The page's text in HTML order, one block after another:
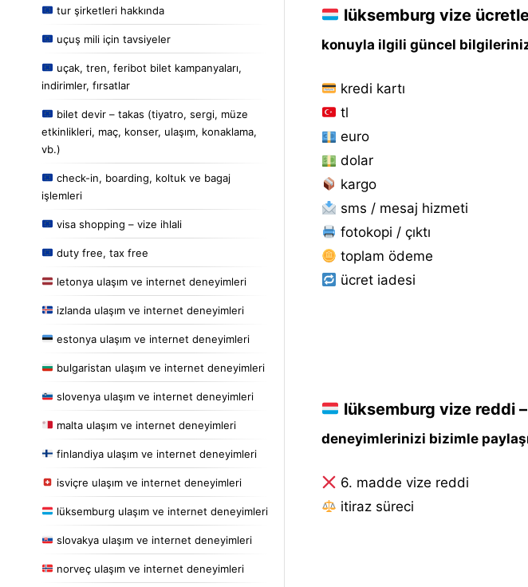
tur şirketleri hakkında
uçuş mili için tavsiyeler
uçak, tren, feribot bilet kampanyaları,
indirimler, fırsatlar
bilet devir – takas (tiyatro, sergi, müze
etkinlikleri, maç, konser, ulaşım, konaklama,
vb.)
check-in, boarding, koltuk ve bagaj
işlemleri
visa shopping – vize ihlali
duty free, tax free
letonya ulaşım ve internet deneyimleri
izlanda ulaşım ve internet deneyimleri
estonya ulaşım ve internet deneyimleri
bulgaristan ulaşım ve internet deneyimleri
slovenya ulaşım ve internet deneyimleri
malta ulaşım ve internet deneyimleri
finlandiya ulaşım ve internet deneyimleri
isviçre ulaşım ve internet deneyimleri
lüksemburg ulaşım ve internet deneyimleri
slovakya ulaşım ve internet deneyimleri
norveç ulaşım ve internet deneyimleri
lüksemburg vize
konuyla ilgili güncel
kredi kartı
tl
euro
dolar
kargo
sms / mesaj hizmeti
fotokopi / çıktı
toplam ödeme
ücret i̇adesi
lüksemburg vize reddi
deneyimlerinizi bizimle
6. madde vize reddi
i̇tiraz süreci